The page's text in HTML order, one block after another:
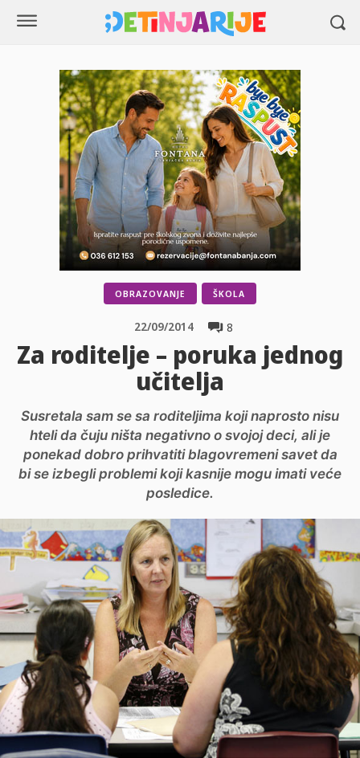
OBRAZOVANJE ŠKOLA
8
22/09/2014
Za roditelje – poruka jednog
učitelja
Susretala sam se sa roditeljima koji naprosto nisu
hteli da čuju ništa negativno o svojoj deci, ali je
ponekad dobro prihvatiti blagovremeni savet da
bi se izbegli problemi koji kasnije mogu imati veće
posledice.